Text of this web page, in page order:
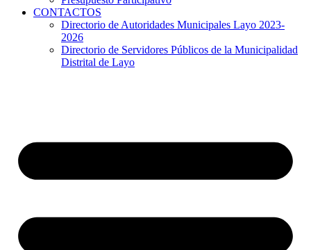
CONTACTOS
Directorio de Autoridades Municipales Layo 2023-
2026
Directorio de Servidores Públicos de la Municipalidad
Distrital de Layo